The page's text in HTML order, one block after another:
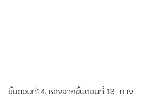
ขั้นตอนที่14. หลังจากขั้นตอนที่ 13  ทาง